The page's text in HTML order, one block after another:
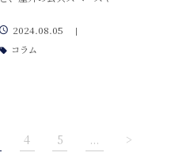
2024.08.05 |
コラム
4 5 ... >